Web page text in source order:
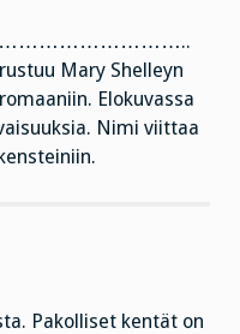
Mary Shelleyn
Elokuvassa
Nimi viittaa
Pakolliset kentät on